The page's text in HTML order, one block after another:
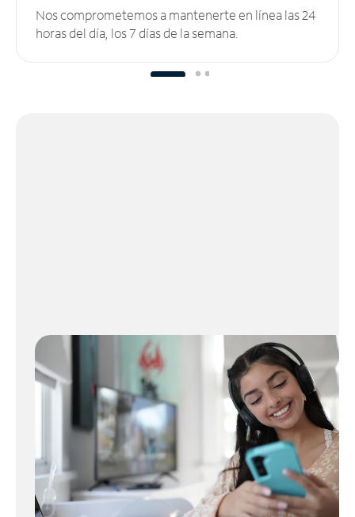
Nos comprometemos a mantenerte en línea las 24
horas del día, los 7 días de la semana.